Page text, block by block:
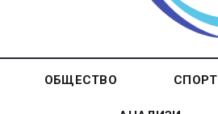
ОБЩЕСТВО СПОРТ